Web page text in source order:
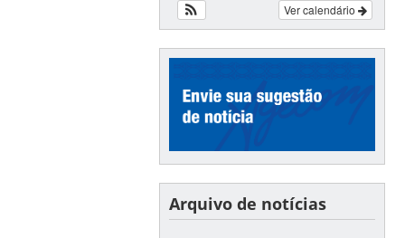
Ver calendário
Arquivo de notícias